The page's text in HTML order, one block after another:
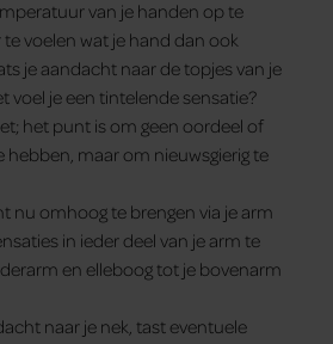
van je handen op te
voelen wat je hand dan ook
je aandacht naar de topjes van je
voel je een tintelende sensatie?
het punt is om geen oordeel of
hebben, maar om nieuwsgierig te
nu omhoog te brengen via je arm
in ieder deel van je arm te
en elleboog tot je bovenarm
naar je nek, tast eventuele